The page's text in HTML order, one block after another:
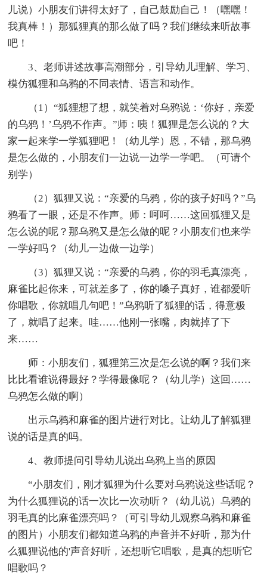
儿说）小朋友们讲得太好了，自己鼓励自己！（嘿嘿！
我真棒！）那狐狸真的那么做了吗？我们继续来听故事
吧！
3、老师讲述故事高潮部分，引导幼儿理解、学习、
模仿狐狸和乌鸦的不同表情、语言和动作。
（1）“狐狸想了想，就笑着对乌鸦说：‘你好，亲爱
的乌鸦！’乌鸦不作声。”师：咦！狐狸是怎么说的？大
家一起来学一学狐狸吧！（幼儿学）恩，不错，那乌鸦
是怎么做的，小朋友们一边说一边学一学吧。（可请个
别学）
（2）狐狸又说：“亲爱的乌鸦，你的孩子好吗？”乌
鸦看了一眼，还是不作声。师：呵呵……这回狐狸又是
怎么说的呢？那乌鸦又是怎么做的呢？小朋友们也来学
一学好吗？（幼儿一边做一边学）
（3）狐狸又说：“亲爱的乌鸦，你的羽毛真漂亮，
麻雀比起你来，可就差多了，你的嗓子真好，谁都爱听
你唱歌，你就唱几句吧！”乌鸦听了狐狸的话，得意极
了，就唱了起来。哇……他刚一张嘴，肉就掉了下
来……
师：小朋友们，狐狸第三次是怎么说的啊？我们来
比比看谁说得最好？学得最像呢？（幼儿学）这回……
乌鸦怎么做的啊）
出示乌鸦和麻雀的图片进行对比。让幼儿了解狐狸
说的话是真的吗。
4、教师提问引导幼儿说出乌鸦上当的原因
“小朋友们，刚才狐狸为什么要对乌鸦说这些话呢？
为什么狐狸说的话一次比一次动听？（幼儿说）乌鸦的
羽毛真的比麻雀漂亮吗？（可引导幼儿观察乌鸦和麻雀
的图片）小朋友们都知道乌鸦的声音并不好听，那为什
么狐狸说他的'声音好听，还想听它唱歌，是真的想听它
唱歌吗？